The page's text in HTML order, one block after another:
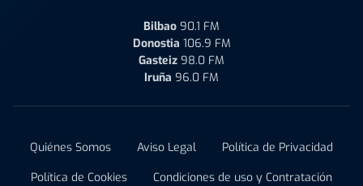
Bilbao 90.1 FM
Donostia 106.9 FM
Gasteiz 98.0 FM
Iruña 96.0 FM
Quiénes Somos Aviso Legal
Política de Privacidad
Política de Cookies
Condiciones de uso y Contratación